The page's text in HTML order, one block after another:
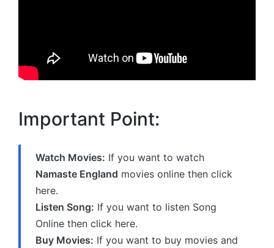
Important Point:
Watch Movies: If you want to watch
Namaste England movies online then click
here.
Listen Song: If you want to listen Song
Online then click here.
Buy Movies: If you want to buy movies and